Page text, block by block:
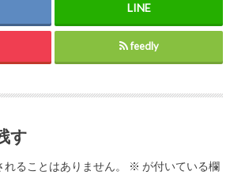
feedly
す
ることはありません。 ※ が付いている欄